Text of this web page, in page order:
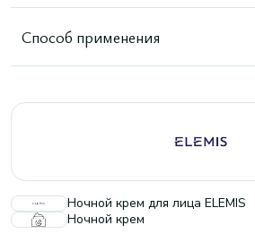
Способ применения
Ночной крем для лица ELEMIS
Ночной крем